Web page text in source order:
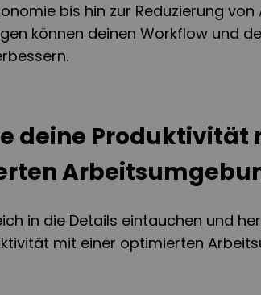
bis hin zur Reduzierung von
können deinen Workflow und
deine Produktivität
in die Details eintauchen und
mit einer optimierten